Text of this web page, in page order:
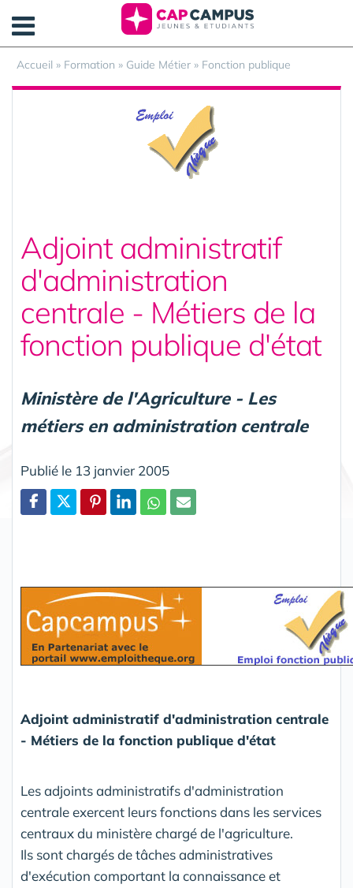
Accueil » Formation » Guide Métier » Fonction publique
Adjoint administratif
d'administration
centrale - Métiers de la
fonction publique d'état
Ministère de l'Agriculture - Les
métiers en administration centrale
Publié le 13 janvier 2005
Adjoint administratif d'administration centrale
- Métiers de la fonction publique d'état
Les adjoints administratifs d'administration
centrale exercent leurs fonctions dans les services
centraux du ministère chargé de l'agriculture.
Ils sont chargés de tâches administratives
d'exécution comportant la connaissance et
Panneau de gestion des cookies